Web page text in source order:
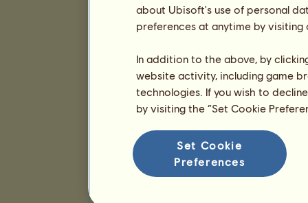
about Ubisoft's use of personal
preferences at anytime by
In addition to the above, by
website activity, including game
technologies. If you wish to
by visiting the “Set Cookie
Set Cookie
Preferences